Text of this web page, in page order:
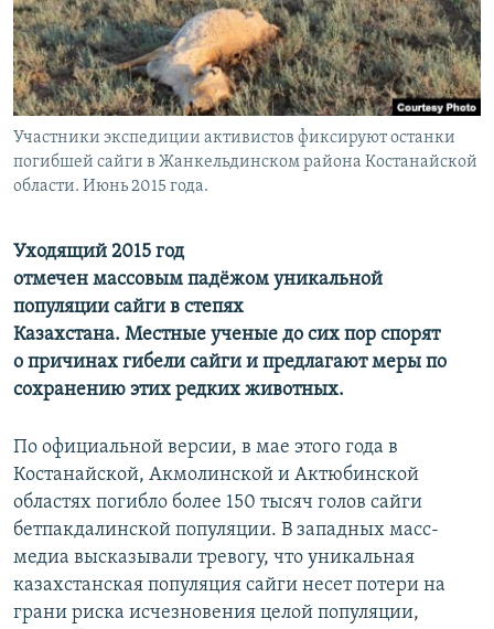
Участники экспедиции активистов фиксируют останки
погибшей сайги в Жанкельдинском района Костанайской
области. Июнь 2015 года.
Уходящий 2015 год
отмечен массовым падёжом уникальной
популяции сайги в степях
Казахстана. Местные ученые до сих пор спорят
о причинах гибели сайги и предлагают меры по
сохранению этих редких животных.
По официальной версии, в мае этого года в
Костанайской, Акмолинской и Актюбинской
областях погибло более 150 тысяч голов сайги
бетпакдалинской популяции. В западных масс-
медиа высказывали тревогу, что уникальная
казахстанская популяция сайги несет потери на
грани риска исчезновения целой популяции,